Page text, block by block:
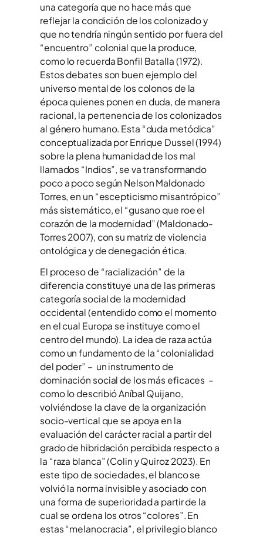
una categoría que no hace más que
reflejar la condición de los colonizado y
que no tendría ningún sentido por fuera del
“encuentro” colonial que la produce,
como lo recuerda Bonfil Batalla (1972).
Estos debates son buen ejemplo del
universo mental de los colonos de la
época quienes ponen en duda, de manera
racional, la pertenencia de los colonizados
al género humano. Esta “duda metódica”
conceptualizada por Enrique Dussel (1994)
sobre la plena humanidad de los mal
llamados “Indios”, se va transformando
poco a poco según Nelson Maldonado
Torres, en un “escepticismo misantrópico”
más sistemático, el “gusano que roe el
corazón de la modernidad” (Maldonado-
Torres 2007), con su matriz de violencia
ontológica y de denegación ética.
El proceso de “racialización” de la
diferencia constituye una de las primeras
categoría social de la modernidad
occidental (entendido como el momento
en el cual Europa se instituye como el
centro del mundo). La idea de raza actúa
como un fundamento de la “colonialidad
del poder” – un instrumento de
dominación social de los más eficaces –
como lo describió Aníbal Quijano,
volviéndose la clave de la organización
socio-vertical que se apoya en la
evaluación del carácter racial a partir del
grado de hibridación percibida respecto a
la “raza blanca” (Colin y Quiroz 2023). En
este tipo de sociedades, el blanco se
volvió la norma invisible y asociado con
una forma de superioridad a partir de la
cual se ordena los otros “colores”. En
estas “melanocracia”, el privilegio blanco